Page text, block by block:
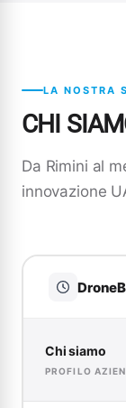
LA NOSTRA
CHI
Da Rimini al
innovazione
Chi siamo
PROFILO